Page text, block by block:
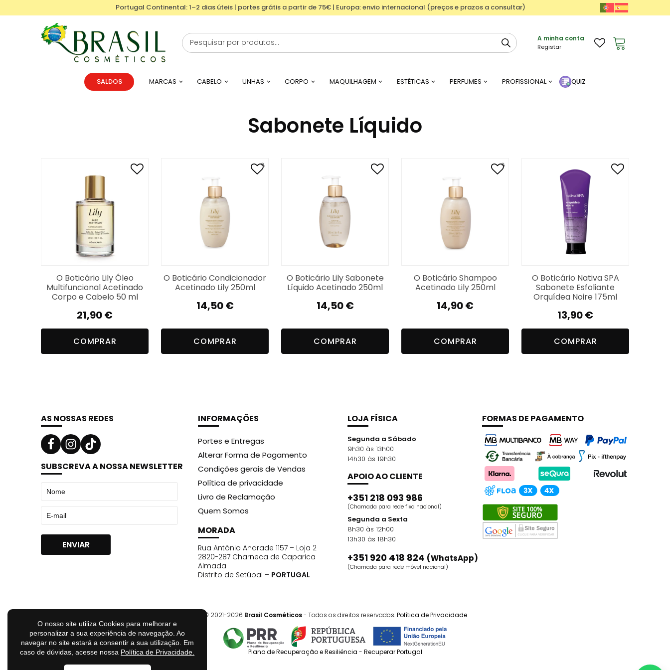
O nosso site utiliza Cookies para melhorar e
personalizar a sua experiência de navegação. Ao
navegar no site estará a consentir a sua utilização. Em
caso de dúvidas, acesse nossa Política de Privacidade.
Portugal Continental: 1–2 dias úteis | portes grátis a partir de 75€ | Europa: envio internacional (preços e prazos a consultar)
A minha conta
Registar
SALDOS MARCAS CABELO UNHAS CORPO MAQUILHAGEM ESTÉTICAS PERFUMES PROFISSIONAL QUIZ
Sabonete Líquido
O Boticário Lily Óleo
Multifuncional Acetinado
Corpo e Cabelo 50 ml
21,90€
COMPRAR
O Boticário Condicionador
Acetinado Lily 250ml
14,50€
COMPRAR
O Boticário Lily Sabonete
Líquido Acetinado 250ml
14,50€
COMPRAR
O Boticário Shampoo
Acetinado Lily 250ml
14,90€
COMPRAR
O Boticário Nativa SPA
Sabonete Esfoliante
Orquídea Noire 175ml
13,90€
COMPRAR
AS NOSSAS REDES
SUBSCREVA A NOSSA NEWSLETTER
INFORMAÇÕES
Portes e Entregas
Alterar Forma de Pagamento
Condições gerais de Vendas
Política de privacidade
Livro de Reclamação
Quem Somos
MORADA
Rua António Andrade 1157 – Loja 2
2820-287 Charneca de Caparica
Almada
Distrito de Setúbal – PORTUGAL
LOJA FÍSICA
Segunda a Sábado
9h30 às 13h00
14h30 às 19h30
APOIO AO CLIENTE
+351 218 093 986
(Chamada para rede fixa nacional)
Segunda a Sexta
8h30 às 12h00
13h30 às 18h30
+351 920 418 824 (WhatsApp)
(Chamada para rede móvel nacional)
FORMAS DE PAGAMENTO
© 2021-2026 Brasil Cosméticos- Todos os direitos reservados.Política de Privacidade
Plano de Recuperação e Resiliência - Recuperar Portugal